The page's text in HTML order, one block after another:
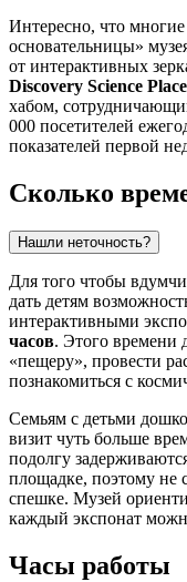
Интересно, что
основательницы»
от интерактивных
Discovery Science Place
хабом,
000 посетителей
показателей первой
Сколько
Нашли неточность?
Для того чтобы
дать детям
интерактивными
часов. Этого времени
«пещеру», провести
познакомиться с
Семьям с детьми
визит чуть больше
подолгу
площадке, поэтому не
спешке. Музей
каждый экспонат
Часы работы